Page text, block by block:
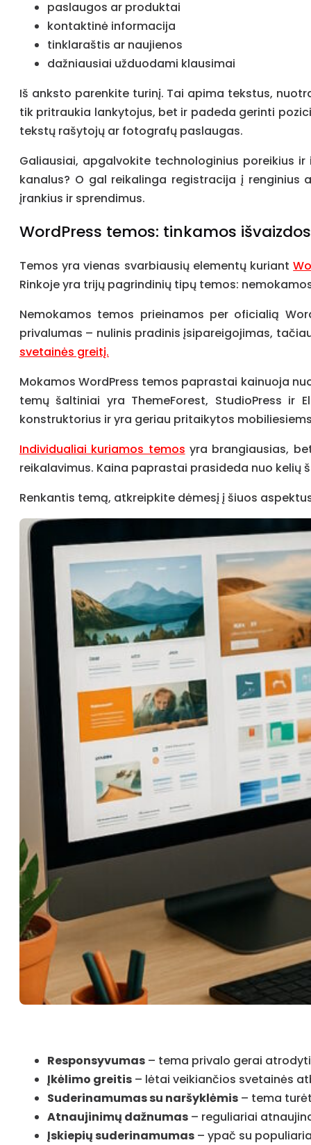
paslaugos ar produktai
kontaktinė informacija
tinklaraštis ar naujienos
dažniausiai užduodami klausimai
Iš anksto parenkite turinį. Tai apima tekstus,
tik pritraukia lankytojus, bet ir padeda gerinti
tekstų rašytojų ar fotografų paslaugas.
Galiausiai, apgalvokite technologinius poreikius
kanalus? O gal reikalinga registracija į renginius
įrankius ir sprendimus.
WordPress temos: tinkamos
Temos yra vienas svarbiausių elementų kuriant
Rinkoje yra trijų pagrindinių tipų temos:
Nemokamos temos prieinamos per oficialią
privalumas – nulinis pradinis įsipareigojimas,
svetainės greitį.
Mokamos WordPress temos paprastai kainuoja
temų šaltiniai yra ThemeForest, StudioPress ir
konstruktorius ir yra geriau pritaikytos
Individualiai kuriamos temos yra brangiausias,
reikalavimus. Kaina paprastai prasideda nuo
Renkantis temą, atkreipkite dėmesį į šiuos
Responsyvumas – tema privalo gerai
Įkėlimo greitis – lėtai veikiančios svetainės
Suderinamumas su naršyklėmis – tema
Atnaujinimų dažnumas – reguliariai
Įskiepių suderinamumas – ypač su